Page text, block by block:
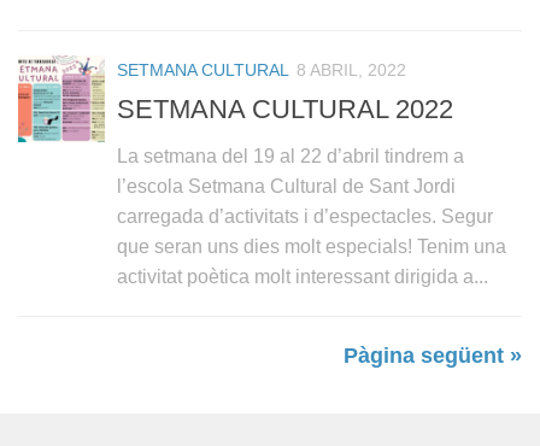
SETMANA CULTURAL 8 ABRIL, 2022
SETMANA CULTURAL 2022
La setmana del 19 al 22 d’abril tindrem a
l’escola Setmana Cultural de Sant Jordi
carregada d’activitats i d’espectacles. Segur
que seran uns dies molt especials! Tenim una
activitat poètica molt interessant dirigida a...
Pàgina següent »